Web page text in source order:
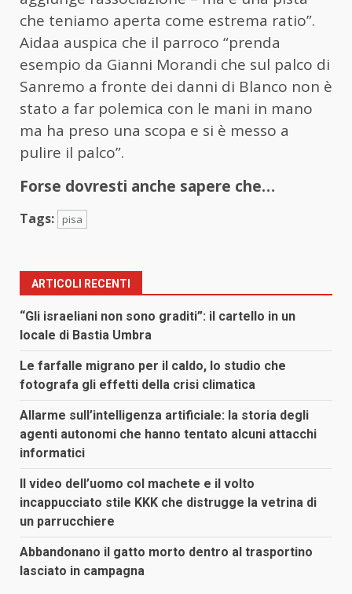
che teniamo aperta come estrema ratio”.
Aidaa auspica che il parroco “prenda
esempio da Gianni Morandi che sul palco di
Sanremo a fronte dei danni di Blanco non è
stato a far polemica con le mani in mano
ma ha preso una scopa e si è messo a
pulire il palco”.
Forse dovresti anche sapere che…
Tags: pisa
ARTICOLI RECENTI
“Gli israeliani non sono graditi”: il cartello in un
locale di Bastia Umbra
Le farfalle migrano per il caldo, lo studio che
fotografa gli effetti della crisi climatica
Allarme sull’intelligenza artificiale: la storia degli
agenti autonomi che hanno tentato alcuni attacchi
informatici
Il video dell’uomo col machete e il volto
incappucciato stile KKK che distrugge la vetrina di
un parrucchiere
Abbandonano il gatto morto dentro al trasportino
lasciato in campagna